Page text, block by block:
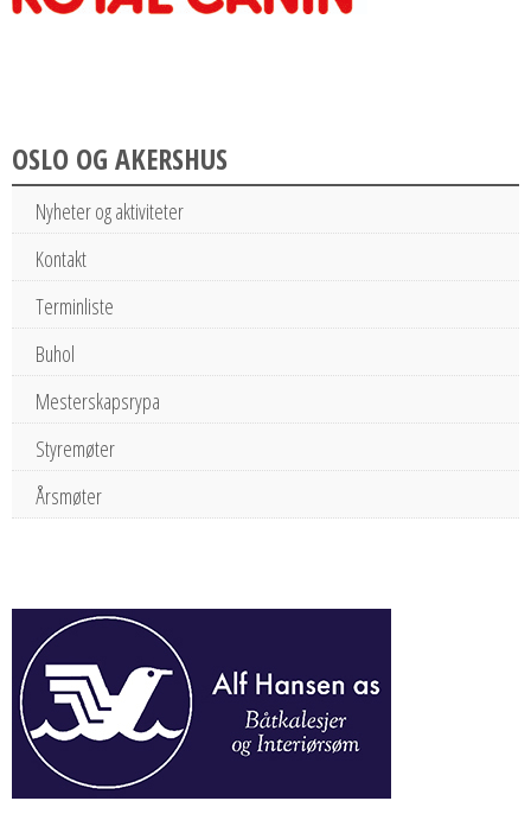
OSLO OG AKERSHUS
Nyheter og aktiviteter
Kontakt
Terminliste
Buhol
Mesterskapsrypa
Styremøter
Årsmøter